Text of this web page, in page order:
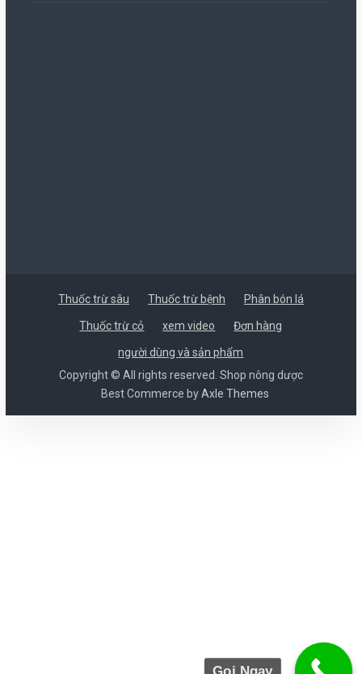
Thuốc trừ sâu Thuốc trừ bệnh Phân bón lá
Thuốc trừ cỏ xem video Đơn hàng
người dùng và sản phẩm
Copyright © All rights reserved. Shop nông dược
Best Commerce byAxle Themes